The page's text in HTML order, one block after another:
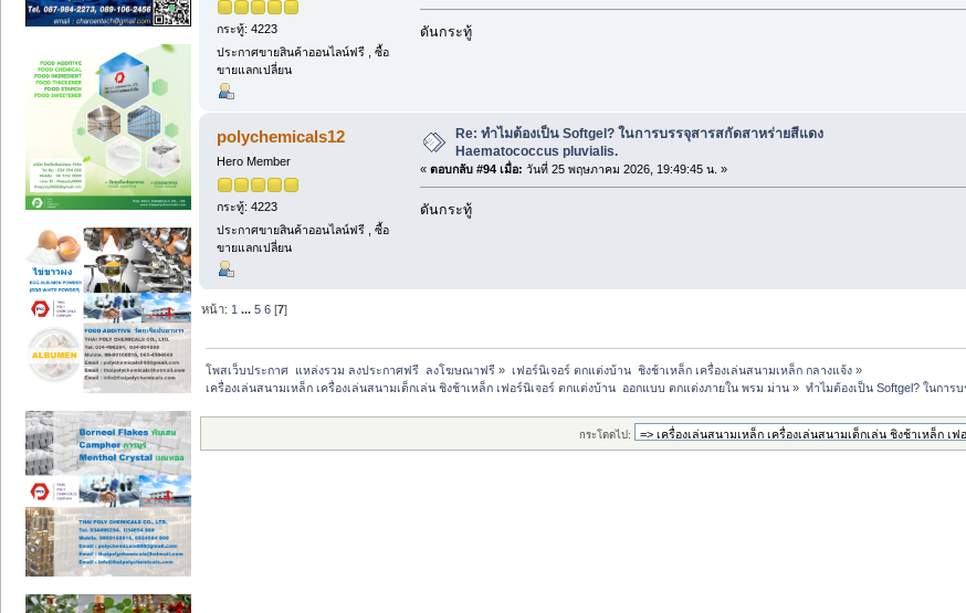
กระทู้: 4223
ประกาศขายสินค้าออนไลน์ฟรี , ซื้อ
ขายแลกเปลี่ยน
ดันกระทู้
polychemicals12
Hero Member
กระทู้: 4223
ประกาศขายสินค้าออนไลน์ฟรี , ซื้อ
ขายแลกเปลี่ยน
Re: ทำไมต้องเป็น Softgel? ในการบรรจุสารสกัดสาหร่ายสีแดง
Haematococcus pluvialis.
« ตอบกลับ #94 เมื่อ: วันที่ 25 พฤษภาคม 2026, 19:49:45 น. »
ดันกระทู้
หน้า: 1 ...5 6 [7]
โพสเว็บประกาศ  แหล่งรวม ลงประกาศฟรี  ลงโฆษณาฟรี » เฟอร์นิเจอร์ ตกแต่งบ้าน  ชิงช้าเหล็ก เครื่องเล่นสนามเหล็ก กลางแจ้ง»
เครื่องเล่นสนามเหล็ก เครื่องเล่นสนามเด็กเล่น ชิงช้าเหล็ก เฟอร์นิเจอร์ ตกแต่งบ้าน  ออกแบบ ตกแต่งภายใน พรม ม่าน » ทำไมต้องเป็น Softgel? ในการ
กระโดดไป: